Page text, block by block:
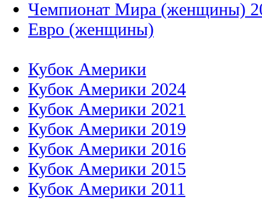
Чемпионат Мира (женщины)
Евро (женщины)
Кубок Америки
Кубок Америки 2024
Кубок Америки 2021
Кубок Америки 2019
Кубок Америки 2016
Кубок Америки 2015
Кубок Америки 2011